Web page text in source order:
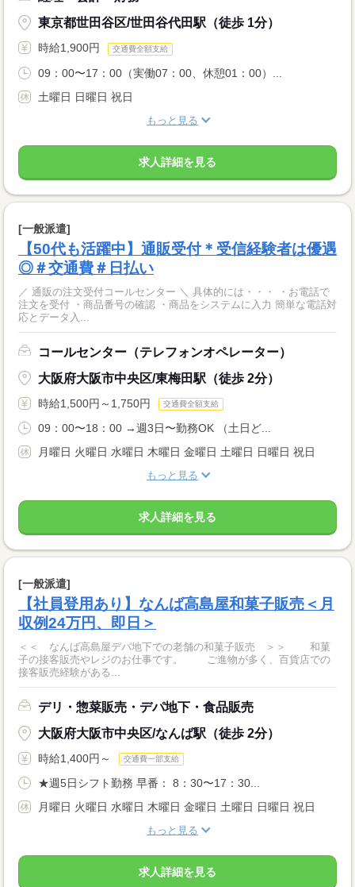
東京都世田谷区/世田谷代田駅（徒歩 1分）
時給1,900円 交通費全額支給
09：00〜17：00（実働07：00、休憩01：00）...
土曜日 日曜日 祝日
もっと見る
求人詳細を見る
[一般派遣]
【50代も活躍中】通販受付＊受信経験者は優遇
◎＃交通費＃日払い
／ 通販の注文受付コールセンター ＼ 具体的には・・・ ・お電話で
注文を受付 ・商品番号の確認 ・商品をシステムに入力 簡単な電話対
応とデータ入...
コールセンター（テレフォンオペレーター）
大阪府大阪市中央区/東梅田駅（徒歩 2分）
時給1,500円～1,750円 交通費全額支給
09：00〜18：00 →週3日〜勤務OK （土日ど...
月曜日 火曜日 水曜日 木曜日 金曜日 土曜日 日曜日 祝日
もっと見る
求人詳細を見る
[一般派遣]
【社員登用あり】なんば高島屋和菓子販売＜月
収例24万円、即日＞
＜＜ なんば高島屋デパ地下での老舗の和菓子販売 ＞＞ 和菓
子の接客販売やレジのお仕事です。 ご進物が多く、百貨店での
接客販売経験がある...
デリ・惣菜販売・デパ地下・食品販売
大阪府大阪市中央区/なんば駅（徒歩 2分）
時給1,400円～ 交通費一部支給
★週5日シフト勤務 早番： 8：30〜17：30...
月曜日 火曜日 水曜日 木曜日 金曜日 土曜日 日曜日 祝日
もっと見る
求人詳細を見る